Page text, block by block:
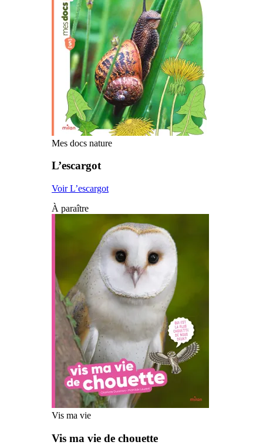
Mes docs nature
L’escargot
Voir L’escargot
À paraître
Vis ma vie
Vis ma vie de chouette